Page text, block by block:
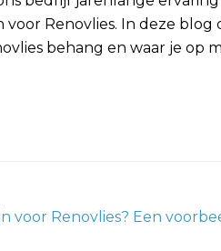
Renovlies. In deze blog
behang en waar je op